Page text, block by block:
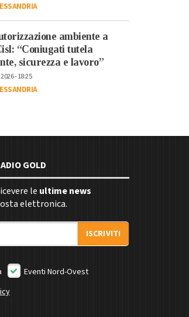
ambiente a
“Coniugati tutela
sicurezza e lavoro”
- 18:25
GOLD
le ultime news
elettronica.
ISCRIVITI
Eventi Nord-Ovest